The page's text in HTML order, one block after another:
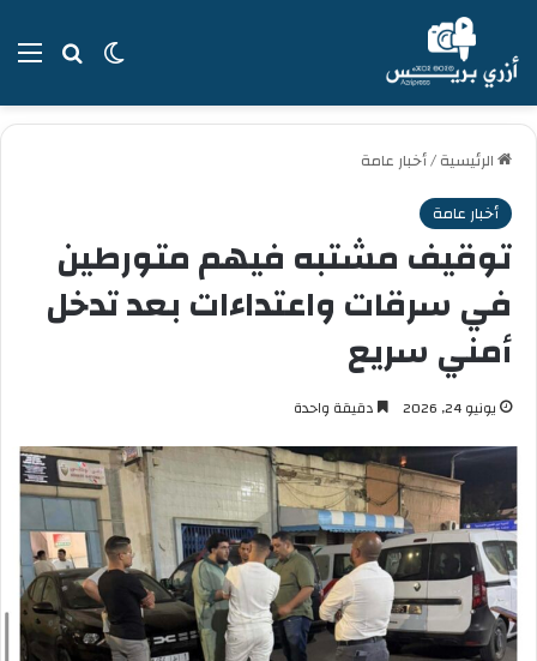
بحثالوضع
الرئيسية/أخبار عامة
أخبار عامة
توقيف مشتبه فيهم متورطين
في سرقات واعتداءات بعد تدخل
أمني سريع
يونيو 24, 2026 دقيقة واحدة